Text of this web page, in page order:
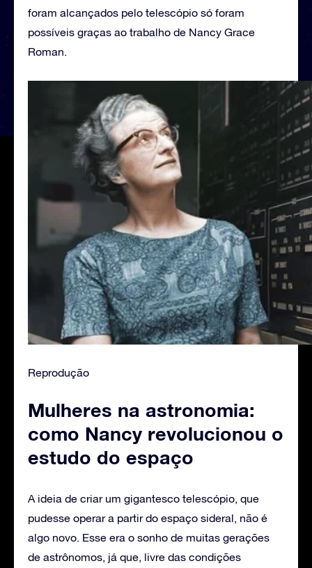
foram alcançados pelo telescópio só foram
possíveis graças ao trabalho de Nancy Grace
Roman.
Reprodução
Mulheres na astronomia:
como Nancy revolucionou o
estudo do espaço
A ideia de criar um gigantesco telescópio, que
pudesse operar a partir do espaço sideral, não é
algo novo. Esse era o sonho de muitas gerações
de astrônomos, já que, livre das condições